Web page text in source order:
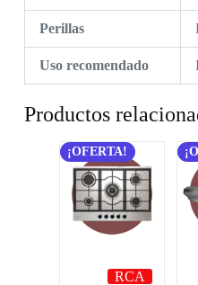
Perillas
Uso recomendado
Productos
¡OFERTA!
RCA